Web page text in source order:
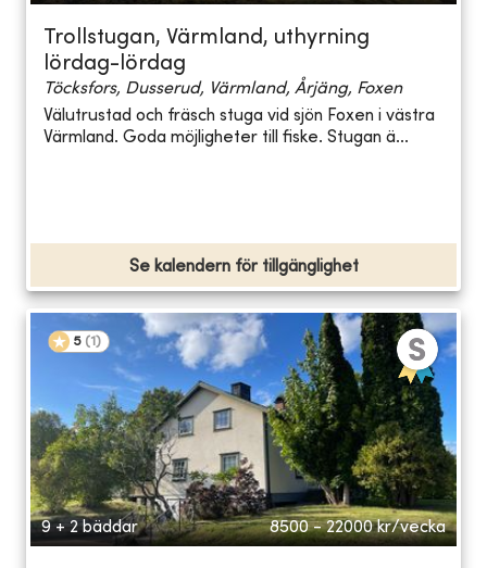
Trollstugan, Värmland, uthyrning
lördag-lördag
Töcksfors, Dusserud, Värmland, Årjäng, Foxen
Välutrustad och fräsch stuga vid sjön Foxen i västra
Värmland. Goda möjligheter till fiske. Stugan ä...
Se kalendern för tillgänglighet
5 (1 )
9 + 2 bäddar 8500 - 22000 kr/vecka